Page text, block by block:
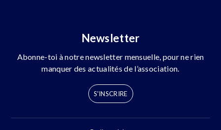
Newsletter
Abonne-toi à notre newsletter mensuelle, pour ne rien
manquer des actualités de l’association.
S'INSCRIRE